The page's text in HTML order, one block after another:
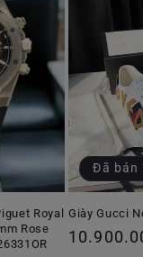
Royal
Rose
Đã bán
Giày Gucci
Giá